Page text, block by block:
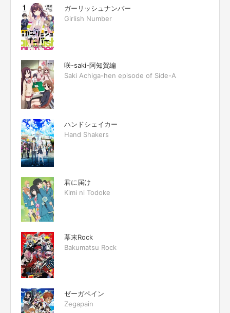
ガーリッシュナンバー
Girlish Number
咲-saki-阿知賀編
Saki Achiga-hen episode of Side-A
ハンドシェイカー
Hand Shakers
君に届け
Kimi ni Todoke
幕末Rock
Bakumatsu Rock
ゼーガペイン
Zegapain